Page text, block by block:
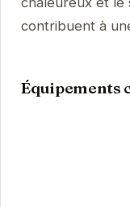
contribuent à
Équipements